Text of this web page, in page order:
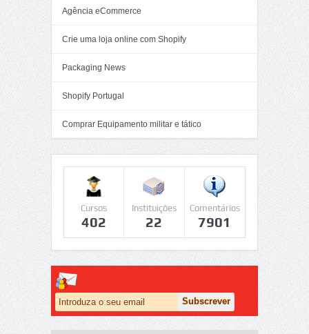
Agência eCommerce
Crie uma loja online com Shopify
Packaging News
Shopify Portugal
Comprar Equipamento militar e tático
Cursos
402
Instituições
22
Comentários
7901